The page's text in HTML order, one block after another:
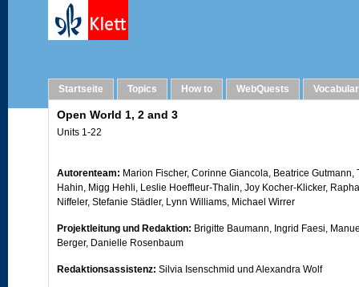
Startseite Topics How to WebQuests
Open World 1, 2 and 3
Units 1-22
Autorenteam: Marion Fischer, Corinne Giancola, Beatrice Gutmann,
Hahin, Migg Hehli, Leslie Hoeffleur-Thalin, Joy Kocher-Klicker,
Niffeler, Stefanie Städler, Lynn Williams, Michael Wirrer
Projektleitung und Redaktion: Brigitte Baumann, Ingrid Faesi,
Berger, Danielle Rosenbaum
Redaktionsassistenz: Silvia Isenschmid und Alexandra Wolf